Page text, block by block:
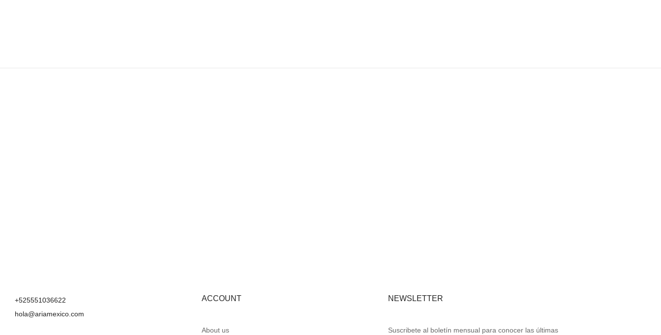
+525551036622
hola@ariamexico.com
ACCOUNT
About us
NEWSLETTER
Suscribete al boletín mensual para conocer las últimas